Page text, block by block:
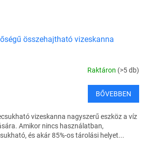
összehajtható vizeskanna
Raktáron (>5 db)
BŐVEBBEN
vizeskanna nagyszerű eszköz a víz
Amikor nincs használatban,
és akár 85%-os tárolási helyet...